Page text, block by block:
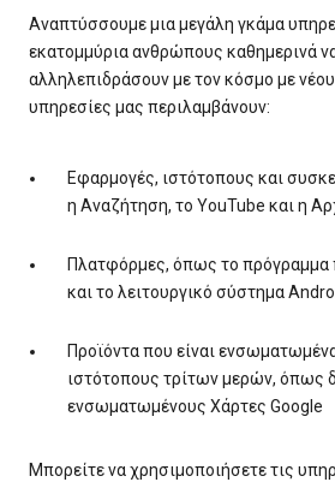
Αναπτύσσουμε μια μεγάλη γκάμα
εκατομμύρια ανθρώπους καθημερινά
αλληλεπιδράσουν με τον κόσμο με
υπηρεσίες μας περιλαμβάνουν:
Εφαρμογές, ιστότοπους και
η Αναζήτηση, το YouTube και η
Πλατφόρμες, όπως το πρόγραμμα
και το λειτουργικό σύστημα
Προϊόντα που είναι
ιστότοπους τρίτων μερών, όπως
ενσωματωμένους Χάρτες Google
Μπορείτε να χρησιμοποιήσετε τις